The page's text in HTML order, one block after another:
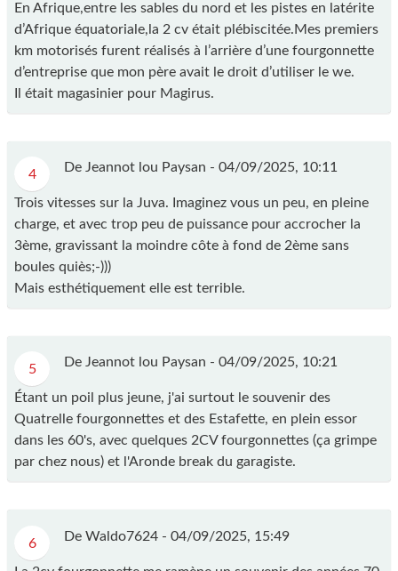
En Afrique,entre les sables du nord et les pistes en latérite
d’Afrique équatoriale,la 2 cv était plébiscitée.Mes premiers
km motorisés furent réalisés à l’arrière d’une fourgonnette
d’entreprise que mon père avait le droit d’utiliser le we.
Il était magasinier pour Magirus.
4 De Jeannot lou Paysan - 04/09/2025, 10:11
Trois vitesses sur la Juva. Imaginez vous un peu, en pleine
charge, et avec trop peu de puissance pour accrocher la
3ème, gravissant la moindre côte à fond de 2ème sans
boules quiès;-)))
Mais esthétiquement elle est terrible.
5 De Jeannot lou Paysan - 04/09/2025, 10:21
Étant un poil plus jeune, j'ai surtout le souvenir des
Quatrelle fourgonnettes et des Estafette, en plein essor
dans les 60's, avec quelques 2CV fourgonnettes (ça grimpe
par chez nous) et l'Aronde break du garagiste.
6 De Waldo7624 - 04/09/2025, 15:49